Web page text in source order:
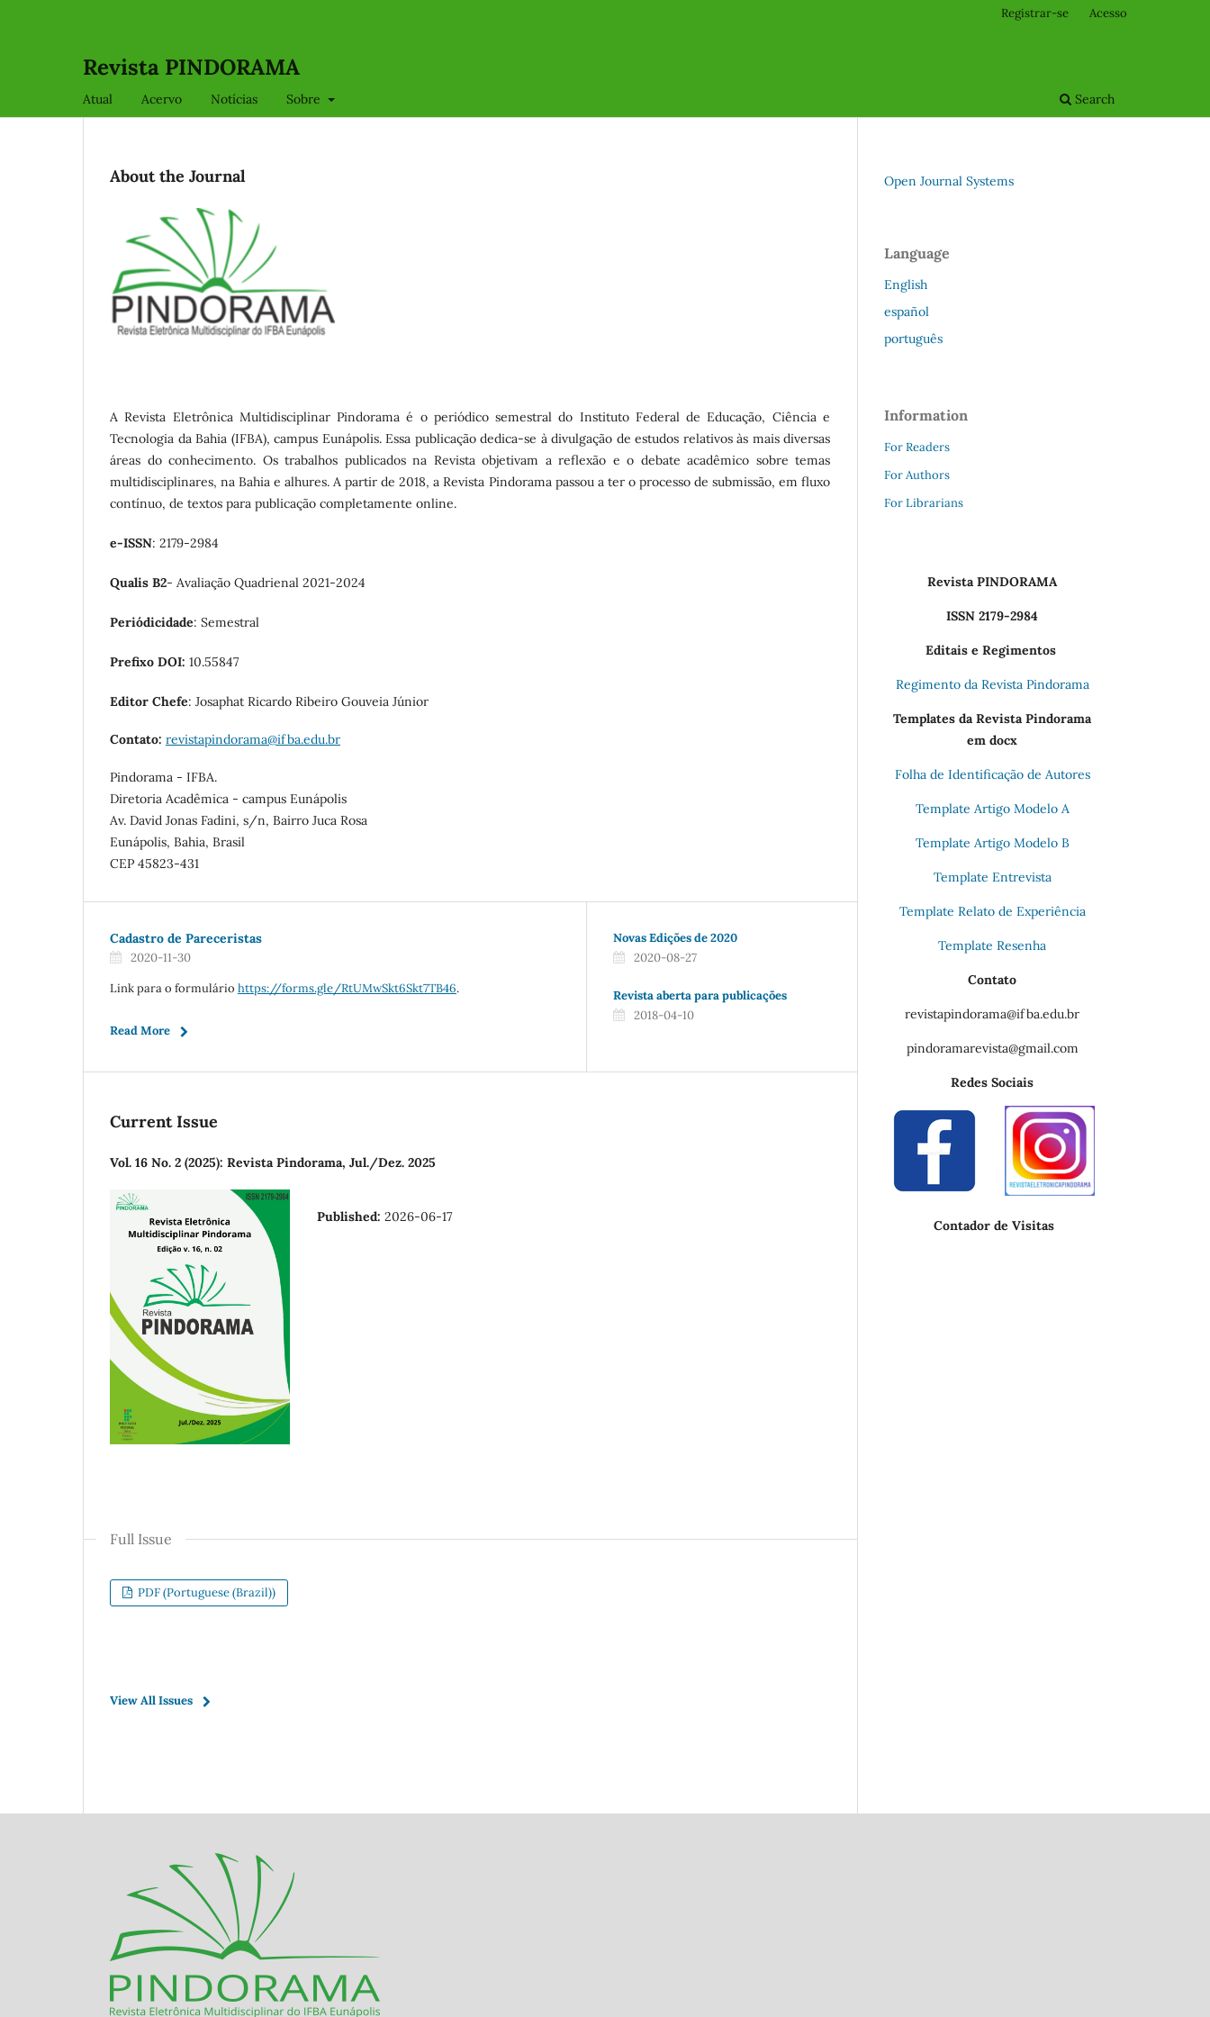
Revista PINDORAMA
Atual Acervo Notícias Sobre Search
Registrar-se Acesso
About the Journal
A Revista Eletrônica Multidisciplinar Pindorama é o periódico semestral do Instituto Federal de Educação, Ciência e
Tecnologia da Bahia (IFBA), campus Eunápolis. Essa publicação dedica-se à divulgação de estudos relativos às mais diversas
áreas do conhecimento. Os trabalhos publicados na Revista objetivam a reflexão e o debate acadêmico sobre temas
multidisciplinares, na Bahia e alhures. A partir de 2018, a Revista Pindorama passou a ter o processo de submissão, em fluxo
contínuo, de textos para publicação completamente online.
e-ISSN: 2179-2984
Qualis B2- Avaliação Quadrienal 2021-2024
Periódicidade: Semestral
Prefixo DOI: 10.55847
Editor Chefe: Josaphat Ricardo Ribeiro Gouveia Júnior
Contato: revistapindorama@ifba.edu.br
Pindorama - IFBA.
Diretoria Acadêmica - campus Eunápolis
Av. David Jonas Fadini, s/n, Bairro Juca Rosa
Eunápolis, Bahia, Brasil
CEP 45823-431
Cadastro de Pareceristas
2020-11-30
Link para o formulário https://forms.gle/RtUMwSkt6Skt7TB46.
Read More
Novas Edições de 2020
2020-08-27
Revista aberta para publicações
2018-04-10
Current Issue
Vol. 16 No. 2 (2025): Revista Pindorama, Jul./Dez. 2025
Published: 2026-06-17
Full Issue
PDF (Portuguese (Brazil))
View All Issues
Open Journal Systems
Language
English
español
português
Information
For Readers
For Authors
For Librarians
Revista PINDORAMA
ISSN 2179-2984
Editais e Regimentos
Regimento da Revista Pindorama
Templates da Revista Pindorama
em docx
Folha de Identificação de Autores
Template Artigo Modelo A
Template Artigo Modelo B
Template Entrevista
Template Relato de Experiência
Template Resenha
Contato
revistapindorama@ifba.edu.br
pindoramarevista@gmail.com
Redes Sociais
Contador de Visitas